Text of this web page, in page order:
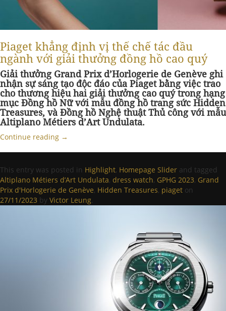
Piaget khẳng định vị thế chế tác đầu
ngành với giải thưởng đồng hồ cao quý
Giải thưởng Grand Prix d’Horlogerie de Genève ghi
nhận sự sáng tạo độc đáo của Piaget bằng việc trao
cho thương hiệu hai giải thưởng cao quý trong hạng
mục Đồng hồ Nữ với mẫu đồng hồ trang sức Hidden
Treasures, và Đồng hồ Nghệ thuật Thủ công với mẫu
Altiplano Métiers d’Art Undulata.
Continue reading →
This entry was posted in Highlight, Homepage Slider and tagged
Altiplano Métiers d’Art Undulata, dress watch, GPHG 2023, Grand
Prix d'Horlogerie de Genève, Hidden Treasures, piaget on
27/11/2023 by Victor Leung.